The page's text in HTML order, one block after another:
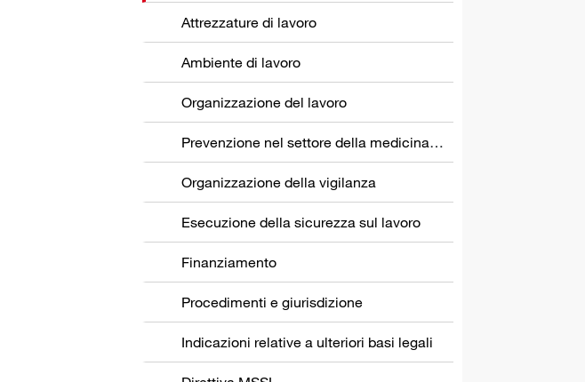
Attrezzature di lavoro
Ambiente di lavoro
Organizzazione del lavoro
Prevenzione nel settore della medicina del lavoro
Organizzazione della vigilanza
Esecuzione della sicurezza sul lavoro
Finanziamento
Procedimenti e giurisdizione
Indicazioni relative a ulteriori basi legali